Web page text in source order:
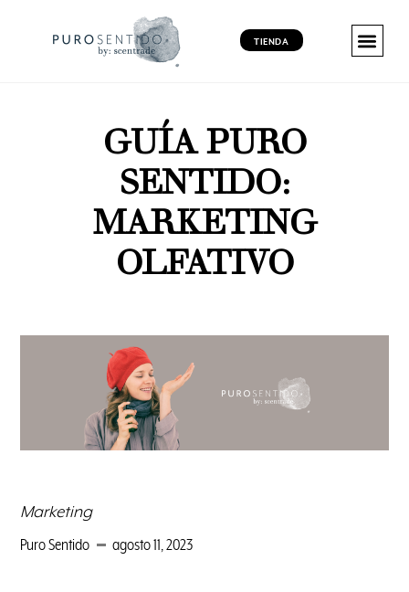
TIENDA
GUÍA PURO
SENTIDO:
MARKETING
OLFATIVO
Marketing
Puro Sentido
agosto 11, 2023